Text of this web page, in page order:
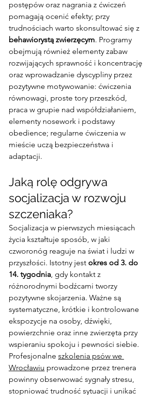
postępów oraz nagrania z ćwiczeń
pomagają ocenić efekty; przy
trudnościach warto skonsultować się z
behawiorystą zwierzęcym. Programy
obejmują również elementy zabaw
rozwijających sprawność i koncentrację
oraz wprowadzanie dyscypliny przez
pozytywne motywowanie: ćwiczenia
równowagi, proste tory przeszkód,
praca w grupie nad współdziałaniem,
elementy nosework i podstawy
obedience; regularne ćwiczenia w
mieście uczą bezpieczeństwa i
adaptacji.
Jaką rolę odgrywa
socjalizacja w rozwoju
szczeniaka?
Socjalizacja w pierwszych miesiącach
życia kształtuje sposób, w jaki
czworonóg reaguje na świat i ludzi w
przyszłości. Istotny jest okres od 3. do
14. tygodnia, gdy kontakt z
różnorodnymi bodźcami tworzy
pozytywne skojarzenia. Ważne są
systematyczne, krótkie i kontrolowane
ekspozycje na osoby, dźwięki,
powierzchnie oraz inne zwierzęta przy
wspieraniu spokoju i pewności siebie.
Profesjonalne szkolenia psów we
Wrocławiu prowadzone przez trenera
powinny obserwować sygnały stresu,
stopniować trudność sytuacji i unikać